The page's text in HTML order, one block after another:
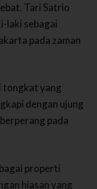
Tari Satrio
laki sebagai
pada zaman
tongkat yang
dengan ujung
pada
properti
hiasan yang